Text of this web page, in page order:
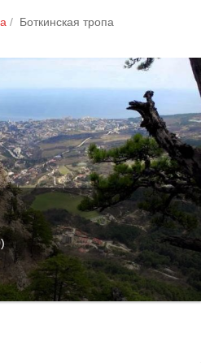
Боткинская тропа
)